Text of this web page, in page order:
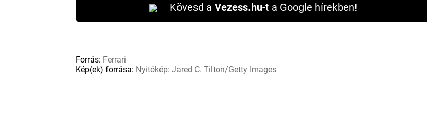
Kövesd a Vezess.hu-t a Google hírekben!
Forrás: Ferrari
Kép(ek) forrása: Nyitókép: Jared C. Tilton/Getty Images